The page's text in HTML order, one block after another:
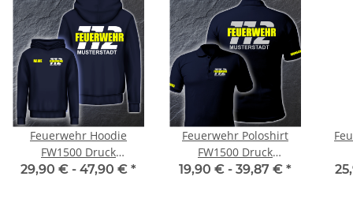
Feuerwehr Hoodie
FW1500 Druck
doppelseitig mehrfarbig
29,90 € - 47,90 € *
Feuerwehr Poloshirt
FW1500 Druck
doppelseitig mehrfarbig
19,90 € - 39,87 € *